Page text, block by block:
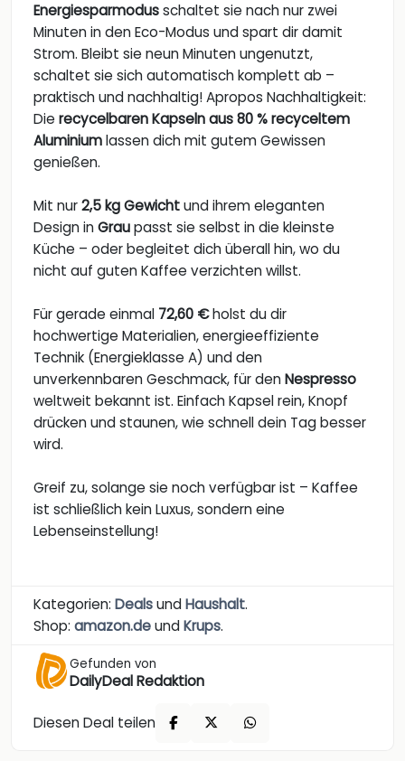
Energiesparmodusschaltet sie nach nur zwei
Minuten in den Eco-Modus und spart dir damit
Strom. Bleibt sie neun Minuten ungenutzt,
schaltet sie sich automatisch komplett ab –
praktisch und nachhaltig! Apropos Nachhaltigkeit:
Die recycelbaren Kapseln aus 80 % recyceltem
Aluminiumlassen dich mit gutem Gewissen
genießen.
Mit nur2,5 kg Gewichtund ihrem eleganten
Design inGraupasst sie selbst in die kleinste
Küche – oder begleitet dich überall hin, wo du
nicht auf guten Kaffee verzichten willst.
Für gerade einmal 72,60 €holst du dir
hochwertige Materialien, energieeffiziente
Technik (Energieklasse A) und den
unverkennbaren Geschmack, für denNespresso
weltweit bekannt ist. Einfach Kapsel rein, Knopf
drücken und staunen, wie schnell dein Tag besser
wird.
Greif zu, solange sie noch verfügbar ist – Kaffee
ist schließlich kein Luxus, sondern eine
Lebenseinstellung!
Kategorien: DealsundHaushalt.
Shop: amazon.deundKrups.
Gefunden von
DailyDeal Redaktion
Diesen Deal teilen